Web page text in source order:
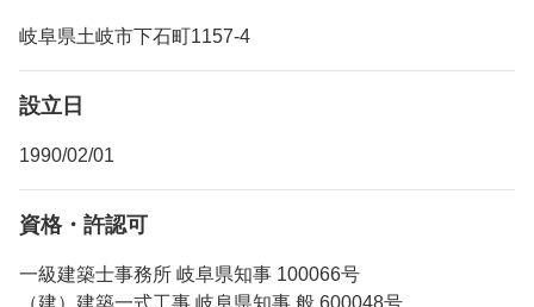
岐阜県土岐市下石町1157-4
設立日
1990/02/01
資格・許認可
一級建築士事務所 岐阜県知事 100066号
（建）建築一式工事 岐阜県知事 般 600048号